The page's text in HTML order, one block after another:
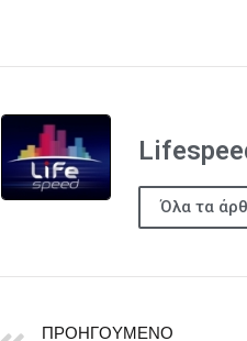
Όλα τα
ΠΡΟΗΓΟΎΜΕΝΟ